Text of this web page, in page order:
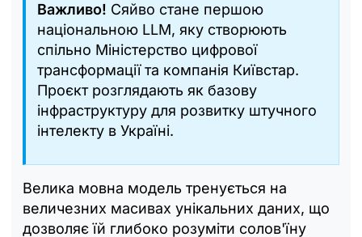
Важливо! Сяйво стане першою
національною LLM, яку створюють
спільно Міністерство цифрової
трансформації та компанія Київстар.
Проєкт розглядають як базову
інфраструктуру для розвитку штучного
інтелекту в Україні.
Велика мовна модель тренується на
величезних масивах унікальних даних, що
дозволяє їй глибоко розуміти солов'їну